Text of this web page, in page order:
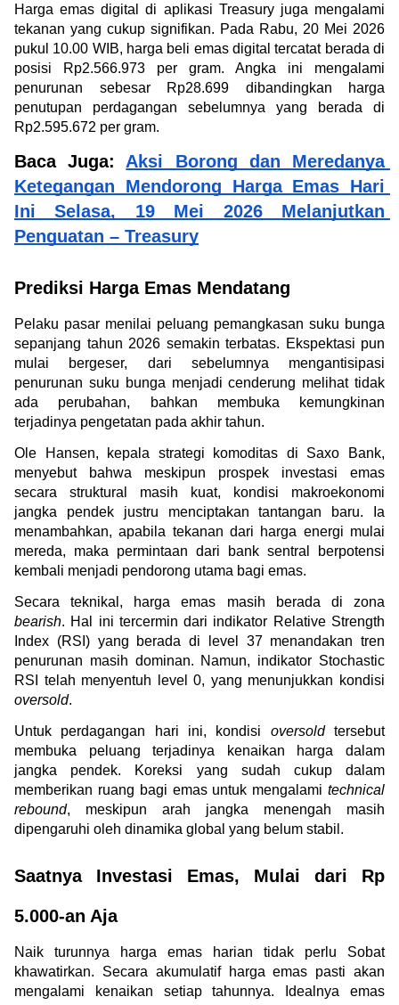
Harga emas digital di aplikasi Treasury juga mengalami
tekanan yang cukup signifikan. Pada Rabu, 20 Mei 2026
pukul 10.00 WIB, harga beli emas digital tercatat berada di
posisi Rp2.566.973 per gram. Angka ini mengalami
penurunan sebesar Rp28.699 dibandingkan harga
penutupan perdagangan sebelumnya yang berada di
Rp2.595.672 per gram.
Baca Juga: Aksi Borong dan Meredanya
Ketegangan Mendorong Harga Emas Hari
Ini Selasa, 19 Mei 2026 Melanjutkan
Penguatan – Treasury
Prediksi Harga Emas Mendatang
Pelaku pasar menilai peluang pemangkasan suku bunga
sepanjang tahun 2026 semakin terbatas. Ekspektasi pun
mulai bergeser, dari sebelumnya mengantisipasi
penurunan suku bunga menjadi cenderung melihat tidak
ada perubahan, bahkan membuka kemungkinan
terjadinya pengetatan pada akhir tahun.
Ole Hansen, kepala strategi komoditas di Saxo Bank,
menyebut bahwa meskipun prospek investasi emas
secara struktural masih kuat, kondisi makroekonomi
jangka pendek justru menciptakan tantangan baru. Ia
menambahkan, apabila tekanan dari harga energi mulai
mereda, maka permintaan dari bank sentral berpotensi
kembali menjadi pendorong utama bagi emas.
bearish. Hal ini tercermin dari indikator Relative Strength
Index (RSI) yang berada di level 37 menandakan tren
penurunan masih dominan. Namun, indikator Stochastic
oversold.
Untuk perdagangan hari ini, kondisi oversold tersebut
membuka peluang terjadinya kenaikan harga dalam
jangka pendek. Koreksi yang sudah cukup dalam
memberikan ruang bagi emas untuk mengalami technical
rebound, meskipun arah jangka menengah masih
dipengaruhi oleh dinamika global yang belum stabil.
Saatnya Investasi Emas, Mulai dari Rp
5.000-an Aja
Naik turunnya harga emas harian tidak perlu Sobat
khawatirkan. Secara akumulatif harga emas pasti akan
mengalami kenaikan setiap tahunnya. Idealnya emas